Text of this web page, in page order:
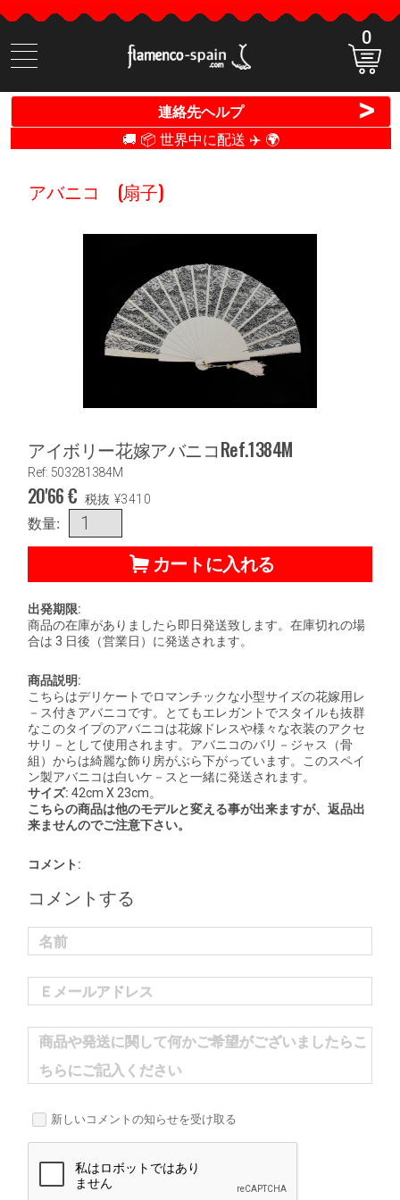
商
品
検
0
連絡先ヘルプ >
🚚 📦 世界中に配送 ✈️ 🌍
アバニコ (扇子)
アイボリー花嫁アバニコRef.1384M
Ref: 503281384M
20'66€ 税抜 ¥3410
数量:
カートに入れる
出発期限:
商品の在庫がありましたら即日発送致します。在庫切れの場
合は 3 日後（営業日）に発送されます。
商品説明:
こちらはデリケートでロマンチックな小型サイズの花嫁用レ
－ス付きアバニコです。とてもエレガントでスタイルも抜群
なこのタイプのアバニコは花嫁ドレスや様々な衣装のアクセ
サリ－として使用されます。アバニコのバリ－ジャス（骨
組）からは綺麗な飾り房がぶら下がっています。このスペイ
ン製アバニコは白いケ－スと一緒に発送されます。
サイズ: 42cm X 23cm。
こちらの商品は他のモデルと変える事が出来ますが、返品出
来ませんのでご注意下さい。
コメント:
コメントする
名前
Ｅメールアドレス
商品や発送に関して何かご希望がございましたらこ
ちらにご記入ください
新しいコメントの知らせを受け取る